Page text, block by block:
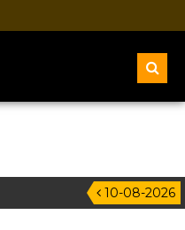
10-08-2026